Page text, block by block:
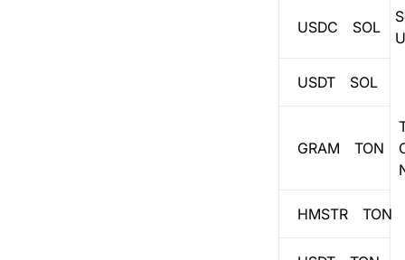
USDC SOL
USDT SOL
GRAM TON
HMSTR TON